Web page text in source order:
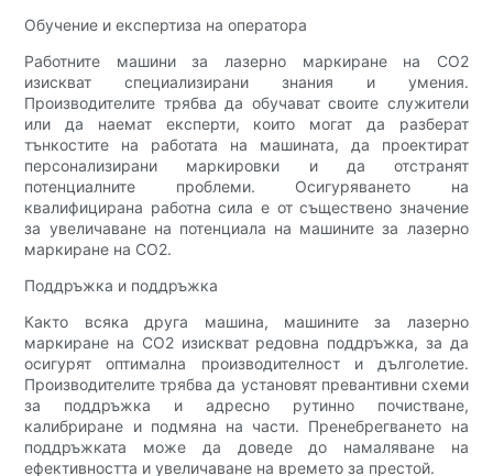
Обучение и експертиза на оператора
Работните машини за лазерно маркиране на CO2
изискват специализирани знания и умения.
Производителите трябва да обучават своите служители
или да наемат експерти, които могат да разберат
тънкостите на работата на машината, да проектират
персонализирани маркировки и да отстранят
потенциалните проблеми. Осигуряването на
квалифицирана работна сила е от съществено значение
за увеличаване на потенциала на машините за лазерно
маркиране на CO2.
Поддръжка и поддръжка
Както всяка друга машина, машините за лазерно
маркиране на CO2 изискват редовна поддръжка, за да
осигурят оптимална производителност и дълголетие.
Производителите трябва да установят превантивни схеми
за поддръжка и адресно рутинно почистване,
калибриране и подмяна на части. Пренебрегването на
поддръжката може да доведе до намаляване на
ефективността и увеличаване на времето за престой.